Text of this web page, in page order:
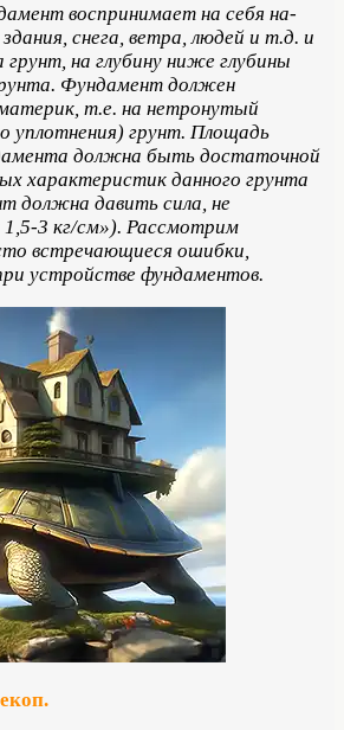
воспринимает на себя на­
здания, снега, ветра, людей и т.д. и
грунт, на глубину ниже глубины
Фун­дамент должен
т.е. на нетронутый
уплотне­ния) грунт. Площадь
должна быть достаточной
характеристик данного грунта
должна давить сила, не
3 кг/см»). Рассмотрим
встре­чающиеся ошибки,
устройстве фундаментов.